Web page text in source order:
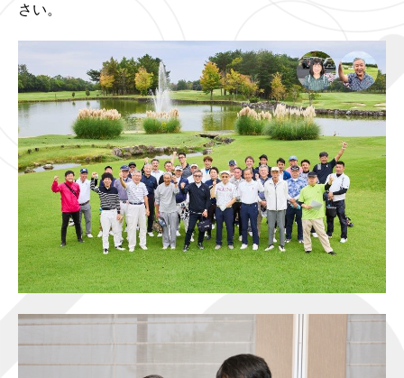
さい。